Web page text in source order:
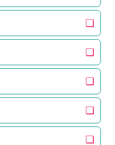
❏
❏
❏
❏
❏